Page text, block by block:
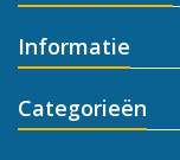
Informatie
Categorieën